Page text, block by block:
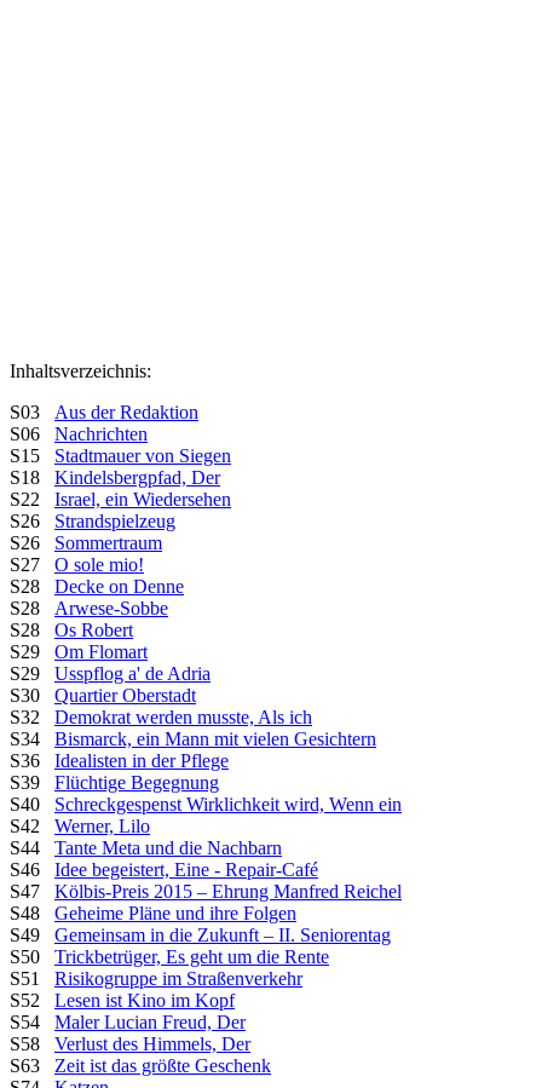
Inhaltsverzeichnis:
S03 Aus der Redaktion
S06 Nachrichten
S15 Stadtmauer von Siegen
S18 Kindelsbergpfad, Der
S22 Israel, ein Wiedersehen
S26 Strandspielzeug
S26 Sommertraum
S27 O sole mio!
S28 Decke on Denne
S28 Arwese-Sobbe
S28 Os Robert
S29 Om Flomart
S29 Usspflog a' de Adria
S30 Quartier Oberstadt
S32 Demokrat werden musste, Als ich
S34 Bismarck, ein Mann mit vielen Gesichtern
S36 Idealisten in der Pflege
S39 Flüchtige Begegnung
S40 Schreckgespenst Wirklichkeit wird, Wenn ein
S42 Werner, Lilo
S44 Tante Meta und die Nachbarn
S46 Idee begeistert, Eine - Repair-Café
S47 Kölbis-Preis 2015 – Ehrung Manfred Reichel
S48 Geheime Pläne und ihre Folgen
S49 Gemeinsam in die Zukunft – II. Seniorentag
S50 Trickbetrüger, Es geht um die Rente
S51 Risikogruppe im Straßenverkehr
S52 Lesen ist Kino im Kopf
S54 Maler Lucian Freud, Der
S58 Verlust des Himmels, Der
S63 Zeit ist das größte Geschenk